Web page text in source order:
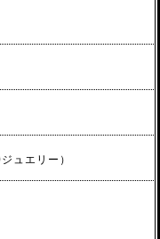
ュエリー）